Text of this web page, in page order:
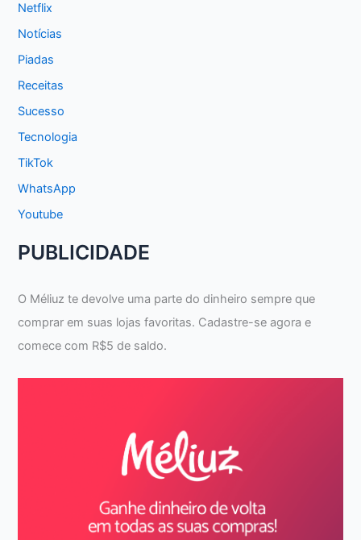
Netflix
Notícias
Piadas
Receitas
Sucesso
Tecnologia
TikTok
WhatsApp
Youtube
PUBLICIDADE
O Méliuz te devolve uma parte do dinheiro sempre que
comprar em suas lojas favoritas. Cadastre-se agora e
comece com R$5 de saldo.